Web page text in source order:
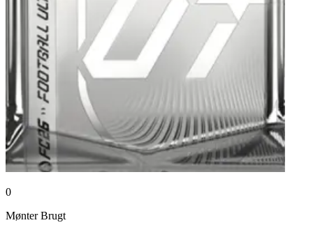
0
Mønter Brugt